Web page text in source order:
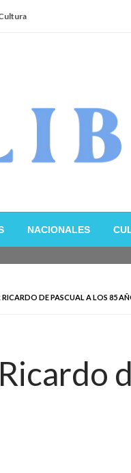
NACIONALES
RICARDO DE PASCUAL A LOS 85